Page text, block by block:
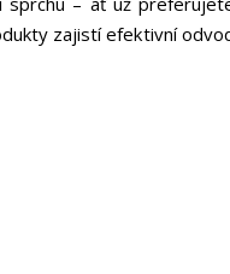
zajistí efektivní